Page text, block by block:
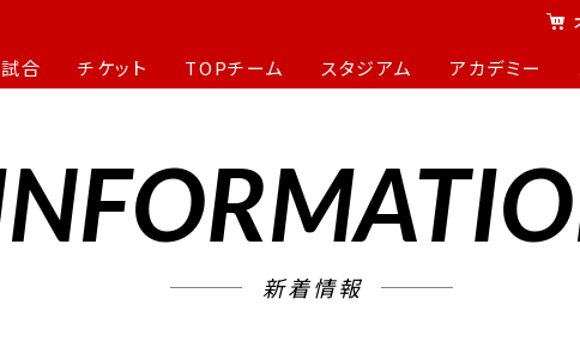
試合 チケット TOPチーム スタジアム アカデミー
新着情報